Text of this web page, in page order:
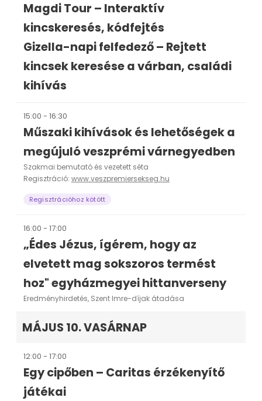
Magdi Tour – Interaktív
kincskeresés, kódfejtés
Gizella-napi felfedező – Rejtett
kincsek keresése a várban, családi
kihívás
15:00 - 16:30
Műszaki kihívások és lehetőségek a
megújuló veszprémi várnegyedben
Szakmai bemutató és vezetett séta
Regisztráció: www.veszpremiersekseg.hu
Regisztrációhoz kötött
16:00 - 17:00
„Édes Jézus, ígérem, hogy az
elvetett mag sokszoros termést
hoz" egyházmegyei hittanverseny
Eredményhirdetés, Szent Imre-díjak átadása
MÁJUS 10. VASÁRNAP
12:00 - 17:00
Egy cipőben – Caritas érzékenyítő
játékai